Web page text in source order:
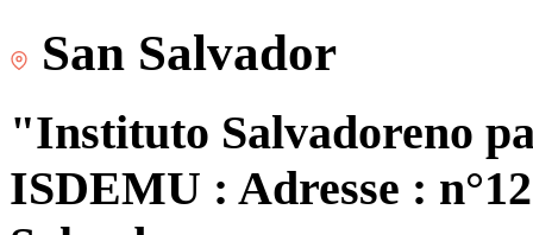
San Salvador
"Instituto Salvadoreno
ISDEMU : Adresse :